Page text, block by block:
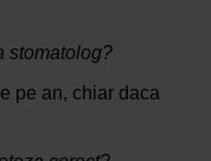
stomatolog?
pe an, chiar daca